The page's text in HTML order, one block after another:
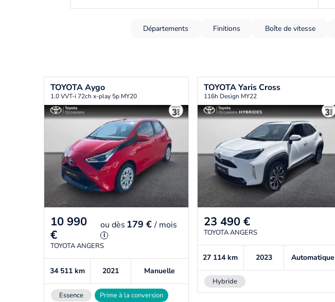
Départements Finitions Boîte de vitesse
TOYOTAAygo
1.0 VVT-i 72ch x-play 5p MY20
10 990
€
oudès 179 €/ mois
i
TOYOTA ANGERS
34 511 km 2021 Manuelle
Essence Prime à la conversion
TOYOTAYaris Cross
116h Design MY22
23 490 €
TOYOTA ANGERS
27 114km 2023 Automatique
Hybride